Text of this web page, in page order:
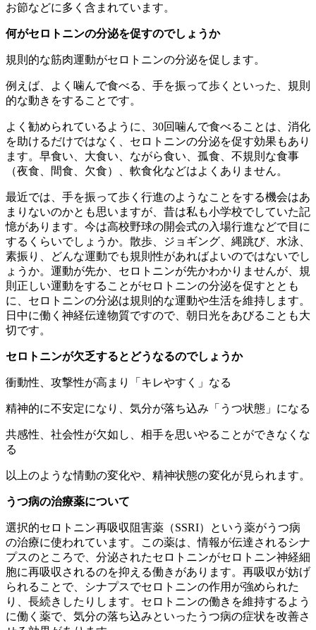
お節などに多く含まれています。
何がセロトニンの分泌を促すのでしょうか
規則的な筋肉運動がセロトニンの分泌を促します。
例えば、よく噛んで食べる、手を振って歩くといった、規則
的な動きをすることです。
よく勧められているように、30回噛んで食べることは、消化
を助けるだけではなく、セロトニンの分泌を促す効果もあり
ます。早食い、大食い、ながら食い、孤食、不規則な食事
（夜食、間食、欠食）、軟食化などはよくありません。
最近では、手を振って歩く行進のようなことをする機会はあ
まりないのかとも思いますが、昔は私も小学校でしていた記
憶があります。今は高校野球の開会式の入場行進などで目に
するくらいでしょうか。散歩、ジョギング、縄跳び、水泳、
素振り、どんな運動でも規則性があればよいのではないでし
ょうか。運動が先か、セロトニンが先かわかりませんが、規
則正しい運動をすることがセロトニンの分泌を促すととも
に、セロトニンの分泌は規則的な運動や生活を維持します。
日中に働く神経伝達物質ですので、朝日光をあびることも大
切です。
セロトニンが欠乏するとどうなるのでしょうか
衝動性、攻撃性が高まり「キレやすく」なる
精神的に不安定になり、気分が落ち込み「うつ状態」になる
共感性、社会性が欠如し、相手を思いやることができなくな
る
以上のような情動の変化や、精神状態の変化が見られます。
うつ病の治療薬について
選択的セロトニン再吸収阻害薬（SSRI）という薬がうつ病
の治療に使われています。この薬は、情報が伝達されるシナ
プスのところで、分泌されたセロトニンがセロトニン神経細
胞に再吸収されるのを抑える働きがあります。再吸収が妨げ
られることで、シナプスでセロトニンの作用が強められた
り、長続きしたりします。セロトニンの働きを維持するよう
に働く薬で、気分の落ち込みといったうつ病の症状を改善さ